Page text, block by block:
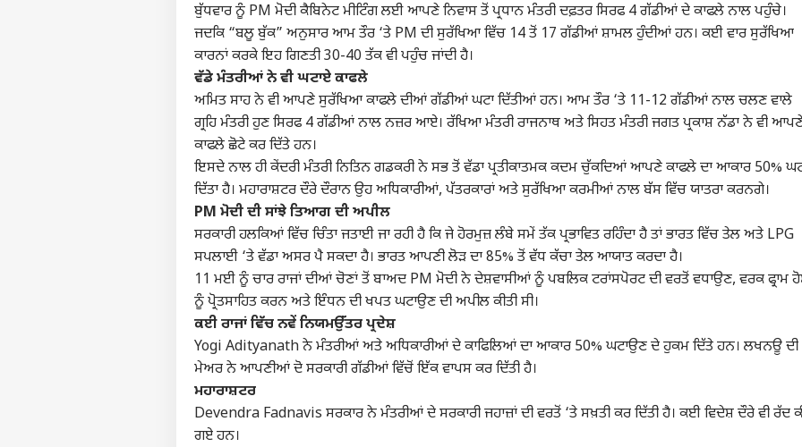
ਬੁੱਧਵਾਰ ਨੂੰ PM ਮੋਦੀ ਕੈਬਿਨੇਟ ਮੀਟਿੰਗ ਲਈ ਆਪਣੇ ਨਿਵਾਸ ਤੋਂ ਪ੍ਰਧਾਨ ਮੰਤਰੀ ਦਫ਼ਤਰ ਸਿਰਫ 4 ਗੱਡੀਆਂ ਦੇ ਕਾਫਲੇ ਨਾਲ ਪਹੁੰਚੇ।
ਜਦਕਿ “ਬਲੂ ਬੁੱਕ” ਅਨੁਸਾਰ ਆਮ ਤੌਰ ‘ਤੇ PM ਦੀ ਸੁਰੱਖਿਆ ਵਿੱਚ 14 ਤੋਂ 17 ਗੱਡੀਆਂ ਸ਼ਾਮਲ ਹੁੰਦੀਆਂ ਹਨ। ਕਈ ਵਾਰ ਸੁਰੱਖਿਆ
ਕਾਰਨਾਂ ਕਰਕੇ ਇਹ ਗਿਣਤੀ 30-40 ਤੱਕ ਵੀ ਪਹੁੰਚ ਜਾਂਦੀ ਹੈ।
ਵੱਡੇ ਮੰਤਰੀਆਂ ਨੇ ਵੀ ਘਟਾਏ ਕਾਫਲੇ
ਅਮਿਤ ਸਾਹ ਨੇ ਵੀ ਆਪਣੇ ਸੁਰੱਖਿਆ ਕਾਫਲੇ ਦੀਆਂ ਗੱਡੀਆਂ ਘਟਾ ਦਿੱਤੀਆਂ ਹਨ। ਆਮ ਤੌਰ ‘ਤੇ 11-12 ਗੱਡੀਆਂ ਨਾਲ ਚਲਣ ਵਾਲੇ
ਗ੍ਰਹਿ ਮੰਤਰੀ ਹੁਣ ਸਿਰਫ 4 ਗੱਡੀਆਂ ਨਾਲ ਨਜ਼ਰ ਆਏ। ਰੱਖਿਆ ਮੰਤਰੀ ਰਾਜਨਾਥ ਅਤੇ ਸਿਹਤ ਮੰਤਰੀ ਜਗਤ ਪ੍ਰਕਾਸ਼ ਨੱਡਾ ਨੇ ਵੀ
ਕਾਫਲੇ ਛੋਟੇ ਕਰ ਦਿੱਤੇ ਹਨ।
ਇਸਦੇ ਨਾਲ ਹੀ ਕੇਂਦਰੀ ਮੰਤਰੀ ਨਿਤਿਨ ਗਡਕਰੀ ਨੇ ਸਭ ਤੋਂ ਵੱਡਾ ਪ੍ਰਤੀਕਾਤਮਕ ਕਦਮ ਚੁੱਕਦਿਆਂ ਆਪਣੇ ਕਾਫਲੇ ਦਾ ਆਕਾਰ 50%
ਦਿੱਤਾ ਹੈ। ਮਹਾਰਾਸ਼ਟਰ ਦੌਰੇ ਦੌਰਾਨ ਉਹ ਅਧਿਕਾਰੀਆਂ, ਪੱਤਰਕਾਰਾਂ ਅਤੇ ਸੁਰੱਖਿਆ ਕਰਮੀਆਂ ਨਾਲ ਬੱਸ ਵਿੱਚ ਯਾਤਰਾ ਕਰਨਗੇ।
PM ਮੋਦੀ ਦੀ ਸਾਂਝੇ ਤਿਆਗ ਦੀ ਅਪੀਲ
ਸਰਕਾਰੀ ਹਲਕਿਆਂ ਵਿੱਚ ਚਿੰਤਾ ਜਤਾਈ ਜਾ ਰਹੀ ਹੈ ਕਿ ਜੇ ਹੋਰਮੁਜ਼ ਲੰਬੇ ਸਮੇਂ ਤੱਕ ਪ੍ਰਭਾਵਿਤ ਰਹਿੰਦਾ ਹੈ ਤਾਂ ਭਾਰਤ ਵਿੱਚ ਤੇਲ ਅਤੇ LPG
ਸਪਲਾਈ ‘ਤੇ ਵੱਡਾ ਅਸਰ ਪੈ ਸਕਦਾ ਹੈ। ਭਾਰਤ ਆਪਣੀ ਲੋੜ ਦਾ 85% ਤੋਂ ਵੱਧ ਕੱਚਾ ਤੇਲ ਆਯਾਤ ਕਰਦਾ ਹੈ।
11 ਮਈ ਨੂੰ ਚਾਰ ਰਾਜਾਂ ਦੀਆਂ ਚੋਣਾਂ ਤੋਂ ਬਾਅਦ PM ਮੋਦੀ ਨੇ ਦੇਸ਼ਵਾਸੀਆਂ ਨੂੰ ਪਬਲਿਕ ਟਰਾਂਸਪੋਰਟ ਦੀ ਵਰਤੋਂ ਵਧਾਉਣ, ਵਰਕ ਫ੍ਰਾਮ
ਨੂੰ ਪ੍ਰੋਤਸਾਹਿਤ ਕਰਨ ਅਤੇ ਇੰਧਨ ਦੀ ਖਪਤ ਘਟਾਉਣ ਦੀ ਅਪੀਲ ਕੀਤੀ ਸੀ।
ਕਈ ਰਾਜਾਂ ਵਿੱਚ ਨਵੇਂ ਨਿਯਮਉੱਤਰ ਪ੍ਰਦੇਸ਼
Yogi Adityanath ਨੇ ਮੰਤਰੀਆਂ ਅਤੇ ਅਧਿਕਾਰੀਆਂ ਦੇ ਕਾਫਿਲਿਆਂ ਦਾ ਆਕਾਰ 50% ਘਟਾਉਣ ਦੇ ਹੁਕਮ ਦਿੱਤੇ ਹਨ। ਲਖਨਊ ਦੀ
ਮੇਅਰ ਨੇ ਆਪਣੀਆਂ ਦੋ ਸਰਕਾਰੀ ਗੱਡੀਆਂ ਵਿੱਚੋਂ ਇੱਕ ਵਾਪਸ ਕਰ ਦਿੱਤੀ ਹੈ।
ਮਹਾਰਾਸ਼ਟਰ
Devendra Fadnavis ਸਰਕਾਰ ਨੇ ਮੰਤਰੀਆਂ ਦੇ ਸਰਕਾਰੀ ਜਹਾਜ਼ਾਂ ਦੀ ਵਰਤੋਂ ‘ਤੇ ਸਖ਼ਤੀ ਕਰ ਦਿੱਤੀ ਹੈ। ਕਈ ਵਿਦੇਸ਼ ਦੌਰੇ ਵੀ ਰੱਦ
ਗਏ ਹਨ।
ਹੈਲੋ ਗੈਸਟ
ਸਾਡੇ ਬਾਰੇ
ਕਰੀਅਰ
ਇਸ਼ਤਿਹਾਰ ਦਿਓ
ਸਾਨੂੰ ਸੰਪਰਕ ਕਰੋ
ਪ੍ਰਾਈਵੇਸੀ ਪਾਲਿਸੀ
ਫੀਡਬੈਕ ਦਿਓ
ਪਰਸਨਲ ਕਾਰਨਰ
ਟੌਪ ਆਰਟੀਕਲ ਟੌਪ ਰੀਲਜ਼
ਦੇਸ਼
ਪੁਲਿਸ ਵਿਭਾਗ 'ਚ ਵੱਡਾ
ਪ੍ਰਸ਼ਾਸਨਿਕ ਫੇਰਬਦਲ, ਸਰਕਾਰ
ਵੱਲੋਂ 24 ਅਫਸਰਾਂ ਦੇ ਅਚਾਨਕ
ਤਬਾਦਲੇ, ਵੇਖੋ ਲਿਸਟ...
ਪੰਜਾਬ
Punjab News: ਪੰਜਾਬ 'ਚ
ਸਿਆਸੀ ਹਲਚਲ, ਸ਼੍ਰੋਮਣੀ
ਅਕਾਲੀ ਦਲ ਵੱਲੋਂ ਮੀਟਿੰਗ 'ਚ
ਪੰਜਾਬ
ਵੱਡੀ ਵਾਰਦਾਤ ਨਾਲ ਕੰਬਿਆ
ਫਿਰ...
ਪੰਜਾਬ
12 ਸਤੰਬਰ ਨੂੰ ਅੰਮ੍ਰਿਤਸਰ 'ਚ
ਪੰਜਾਬ
ਪੰਜਾਬ 'ਚ 4 ਦਿਨਾਂ ਲਈ ਮੀਂਹ ਵੱਡੀ ਖ਼ਬਰ! ਗੁਰਸਿਮਰਨ ਮੰਡ
ਤੋਂ